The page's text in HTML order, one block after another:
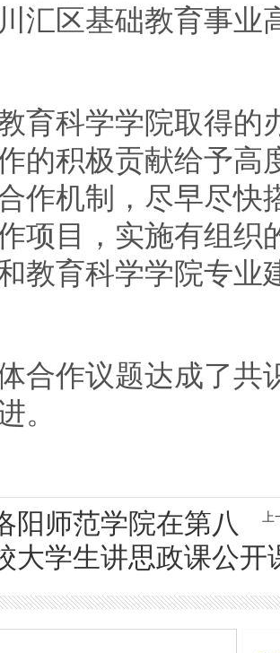
汇区基础教育事业
育科学学院取得的
的积极贡献给予高
作机制，尽早尽快
项目，实施有组织
教育科学学院专业
合作议题达成了共
。
上
阳师范学院在第八
大学生讲思政课公